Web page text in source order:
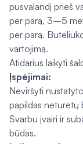
pusvalandį prieš
per parą, 3–5
per parą.
vartojimą.
Atidarius laikyti
Įspėjimai:
Neviršyti
papildas neturėtų
Svarbu įvairi ir
būdas.